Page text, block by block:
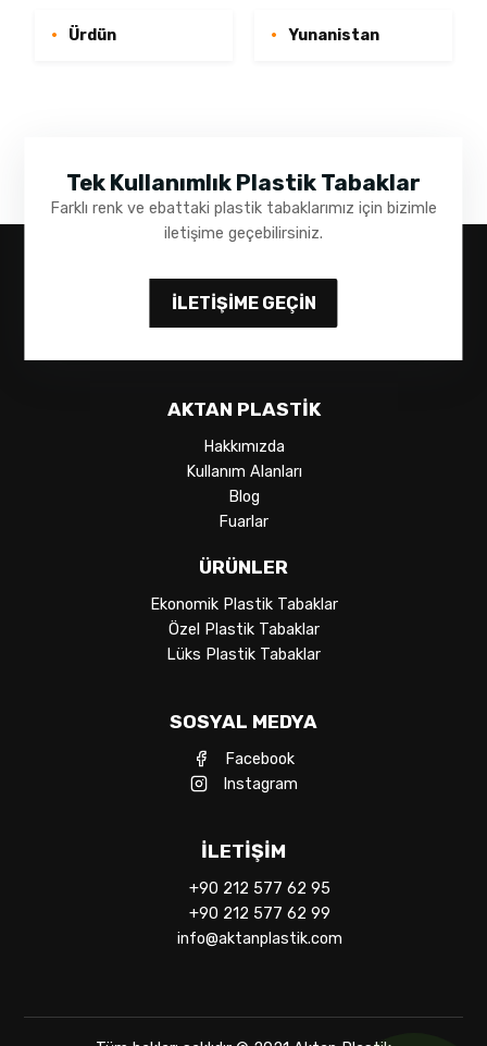
Ürdün Yunanistan
Tek Kullanımlık Plastik Tabaklar
Farklı renk ve ebattaki plastik tabaklarımız için bizimle
iletişime geçebilirsiniz.
İLETIŞIME GEÇIN
AKTAN PLASTIK
Hakkımızda
Kullanım Alanları
Blog
Fuarlar
ÜRÜNLER
Ekonomik Plastik Tabaklar
Özel Plastik Tabaklar
Lüks Plastik Tabaklar
SOSYAL MEDYA
Facebook
Instagram
İLETIŞIM
+90 212 577 62 95
+90 212 577 62 99
info@aktanplastik.com